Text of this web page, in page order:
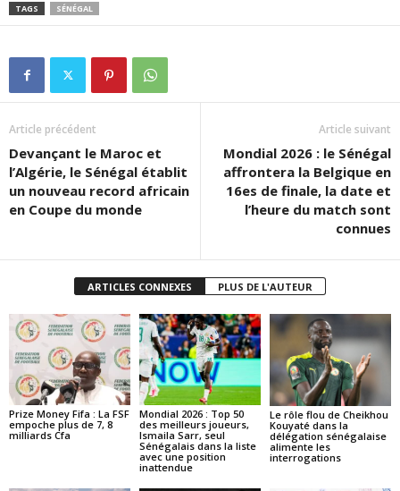
TAGS
SÉNÉGAL
Article précédent
Devançant le Maroc et
l’Algérie, le Sénégal établit
un nouveau record africain
en Coupe du monde
Article suivant
Mondial 2026 : le Sénégal
affrontera la Belgique en
16es de finale, la date et
l’heure du match sont
connues
ARTICLES CONNEXES PLUS DE L'AUTEUR
Prize Money Fifa : La FSF
empoche plus de 7, 8
milliards Cfa
Mondial 2026 : Top 50
des meilleurs joueurs,
Ismaila Sarr, seul
Sénégalais dans la liste
avec une position
inattendue
Le rôle flou de Cheikhou
Kouyaté dans la
délégation sénégalaise
alimente les
interrogations